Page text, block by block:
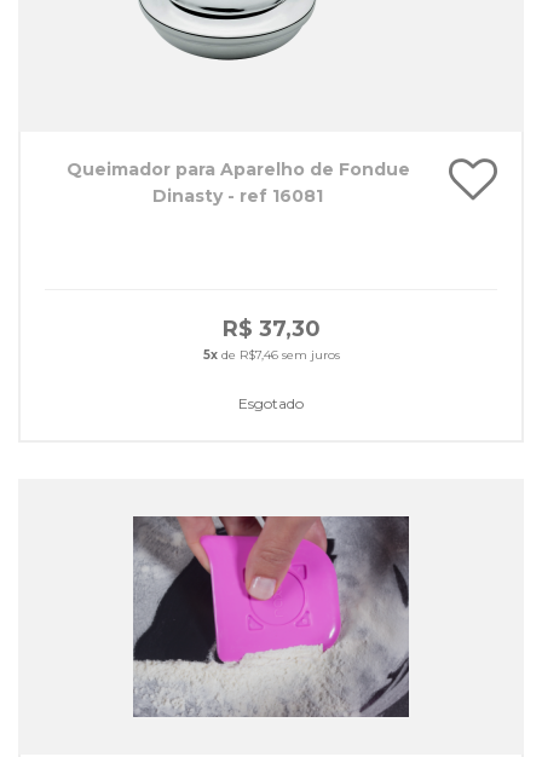
Queimador para Aparelho de Fondue
Dinasty - ref 16081
R$ 37,30
5xde R$7,46 sem juros
Esgotado